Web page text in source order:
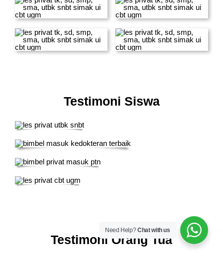
Testimoni Siswa
Testimoni Orang Tua
Need Help?Chat with us